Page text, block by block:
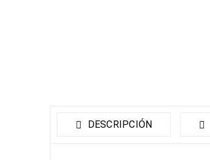
DESCRIPCIÓN